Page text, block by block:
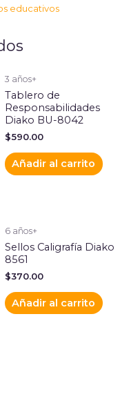
educativos
3 años+
Tablero de
Responsabilidades
Diako BU-8042
$590.00
Añadir al carrito
6 años+
Sellos Caligrafía Diako
8561
$370.00
Añadir al carrito